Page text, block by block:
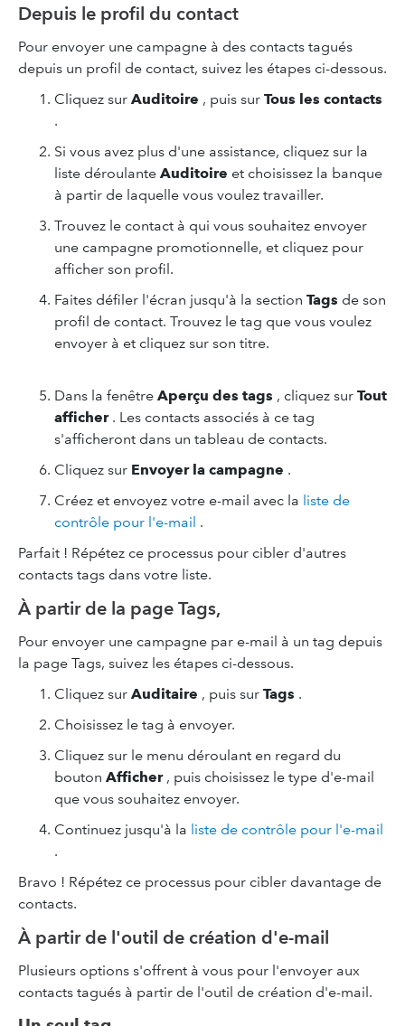
Depuis le profil du contact
Pour envoyer une campagne à des contacts tagués
depuis un profil de contact, suivez les étapes ci-dessous.
Cliquez sur Auditoire , puis sur Tous les contacts
.
Si vous avez plus d'une assistance, cliquez sur la
liste déroulante Auditoire et choisissez la banque
à partir de laquelle vous voulez travailler.
Trouvez le contact à qui vous souhaitez envoyer
une campagne promotionnelle, et cliquez pour
afficher son profil.
Faites défiler l'écran jusqu'à la section Tags de son
profil de contact. Trouvez le tag que vous voulez
envoyer à et cliquez sur son titre.
Dans la fenêtre Aperçu des tags , cliquez sur Tout
afficher. Les contacts associés à ce tag
s'afficheront dans un tableau de contacts.
Cliquez sur Envoyer la campagne .
Créez et envoyez votre e-mail avec la liste de
contrôle pour l'e-mail .
Parfait ! Répétez ce processus pour cibler d'autres
contacts tags dans votre liste.
À partir de la page Tags,
Pour envoyer une campagne par e-mail à un tag depuis
la page Tags, suivez les étapes ci-dessous.
Cliquez sur Auditaire , puis sur Tags .
Choisissez le tag à envoyer.
Cliquez sur le menu déroulant en regard du
bouton Afficher, puis choisissez le type d'e-mail
que vous souhaitez envoyer.
Continuez jusqu'à la liste de contrôle pour l'e-mail
.
Bravo ! Répétez ce processus pour cibler davantage de
contacts.
À partir de l'outil de création d'e-mail
Plusieurs options s'offrent à vous pour l'envoyer aux
contacts tagués à partir de l'outil de création d'e-mail.